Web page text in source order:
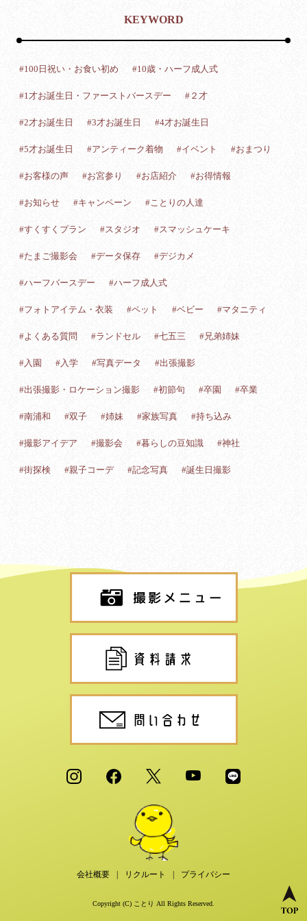
KEYWORD
#100日祝い・お食い初め #10歳・ハーフ成人式
#1才お誕生日・ファーストバースデー #２才
#2才お誕生日 #3才お誕生日 #4才お誕生日
#5才お誕生日 #アンティーク着物 #イベント #おまつり
#お客様の声 #お宮参り #お店紹介 #お得情報
#お知らせ #キャンペーン #ことりの人達
#すくすくプラン #スタジオ #スマッシュケーキ
#たまご撮影会 #データ保存 #デジカメ
#ハーフバースデー #ハーフ成人式
#フォトアイテム・衣装 #ペット #ベビー #マタニティ
#よくある質問 #ランドセル #七五三 #兄弟姉妹
#入園 #入学 #写真データ #出張撮影
#出張撮影・ロケーション撮影 #初節句 #卒園 #卒業
#南浦和 #双子 #姉妹 #家族写真 #持ち込み
#撮影アイデア #撮影会 #暮らしの豆知識 #神社
#街探検 #親子コーデ #記念写真 #誕生日撮影
会社概要 リクルート プライバシー
Copyright (C) ことり All Rights Reserved.